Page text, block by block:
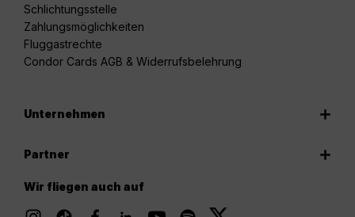
Schlichtungsstelle
Zahlungsmöglichkeiten
Fluggastrechte
Condor Cards AGB & Widerrufsbelehrung
Unternehmen
Partner
Wir fliegen auch auf